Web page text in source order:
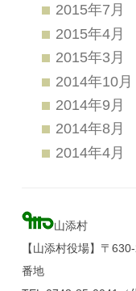
2015年7月
2015年4月
2015年3月
2014年10月
2014年9月
2014年8月
2014年4月
山添村
【山添村役場】〒
番地